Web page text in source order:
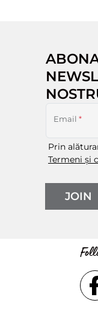
Email *
Prin
Termeni și
JOIN